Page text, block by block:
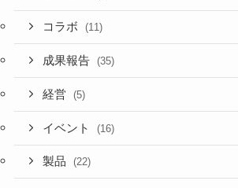
コラボ (11)
成果報告 (35)
経営 (5)
イベント (16)
製品 (22)